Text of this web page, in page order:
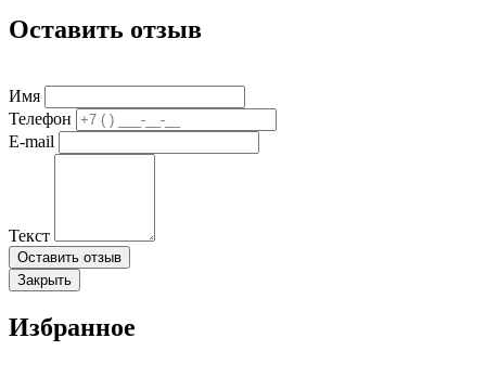
Оставить отзыв
Имя
Телефон
E-mail
Текст
Оставить отзыв
Закрыть
Избранное